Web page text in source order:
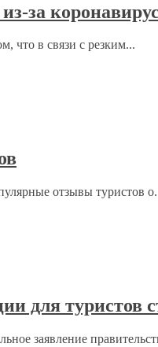
за
что в связи с резким...
отзывы туристов
для туристов
заявление